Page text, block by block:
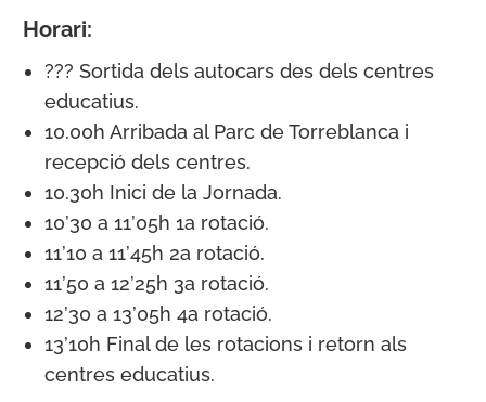
Horari:
??? Sortida dels autocars des dels centres
educatius.
10.00h Arribada al Parc de Torreblanca i
recepció dels centres.
10.30h Inici de la Jornada.
10’30 a 11’05h 1a rotació.
11’10 a 11’45h 2a rotació.
11’50 a 12’25h 3a rotació.
12’30 a 13’05h 4a rotació.
13’10h Final de les rotacions i retorn als
centres educatius.